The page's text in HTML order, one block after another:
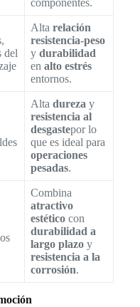
componentes.
del
Alta relación
resistencia-peso
y durabilidad
en alto estrés
entornos.
Alta dureza y
resistencia al
desgastepor lo
que es ideal para
operaciones
pesadas.
Combina
atractivo
estéticocon
durabilidad a
largo plazoy
resistencia a la
corrosión.